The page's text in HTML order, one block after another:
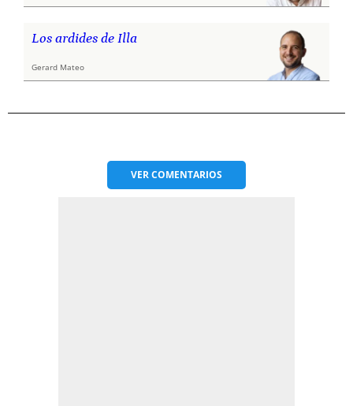
Los ardides de Illa
Gerard Mateo
VERCOMENTARIOS